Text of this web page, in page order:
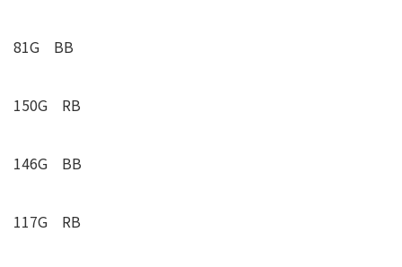
81G BB
150G RB
146G BB
117G RB